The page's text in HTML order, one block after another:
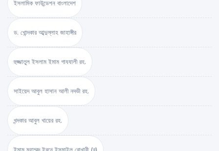
ইসলামিক ফাউন্ডেশন বাংলাদেশ
ড. খোন্দকার আব্দুল্লাহ জাহাঙ্গীর
হুজ্জাতুল ইসলাম ইমাম গাযযালী রহ.
সাইয়েদ আবুল হাসান আলী নদভী রহ.
খন্দকার আবুল খায়ের রহ.